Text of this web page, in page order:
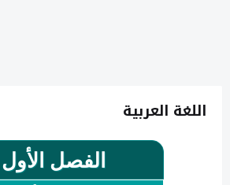
اللغة العربية
الفصل الأول